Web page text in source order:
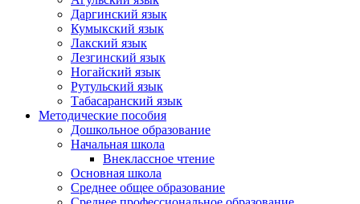
Даргинский язык
Кумыкский язык
Лакский язык
Лезгинский язык
Ногайский язык
Рутульский язык
Табасаранский язык
Методические пособия
Дошкольное образование
Начальная школа
Внеклассное чтение
Основная школа
Среднее общее образование